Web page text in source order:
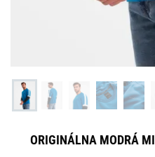
ORIGINÁLNA MODRÁ